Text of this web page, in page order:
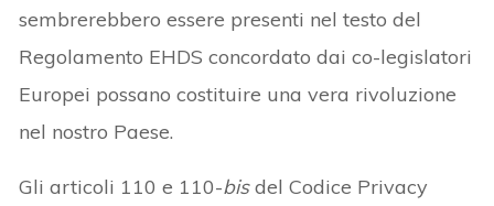
sembrerebbero essere presenti nel testo del
Regolamento EHDS concordato dai co-legislatori
Europei possano costituire una vera rivoluzione
nel nostro Paese.
Gli articoli 110 e 110-bisdel Codice Privacy